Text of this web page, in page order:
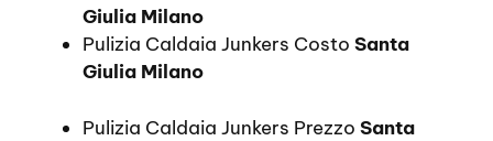
Giulia Milano
Pulizia Caldaia Junkers Costo Santa
Giulia Milano
Pulizia Caldaia Junkers Prezzo Santa